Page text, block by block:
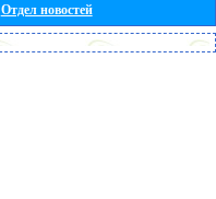
Отдел новостей